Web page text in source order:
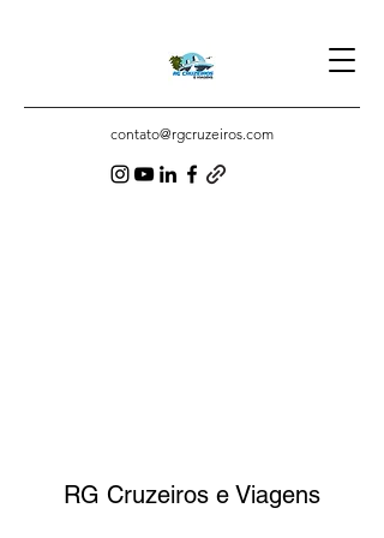
contato@rgcruzeiros.com
RG Cruzeiros e Viagens